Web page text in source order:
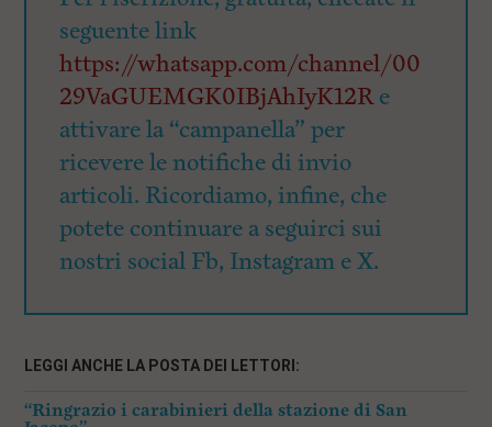
seguente link
https://whatsapp.com/channel/00
29VaGUEMGK0IBjAhIyK12Re
attivare la “campanella” per
ricevere le notifiche di invio
articoli. Ricordiamo, infine, che
potete continuare a seguirci sui
nostri social Fb, Instagram e X.
LEGGI ANCHE LA POSTA DEI LETTORI:
“Ringrazio i carabinieri della stazione di San